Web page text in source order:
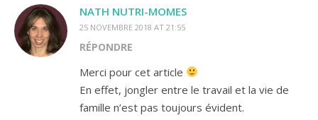
NATH NUTRI-MOMES
25 NOVEMBRE 2018 AT 21:55
RÉPONDRE
Merci pour cet article
En effet, jongler entre le travail et la vie de
famille n’est pas toujours évident.